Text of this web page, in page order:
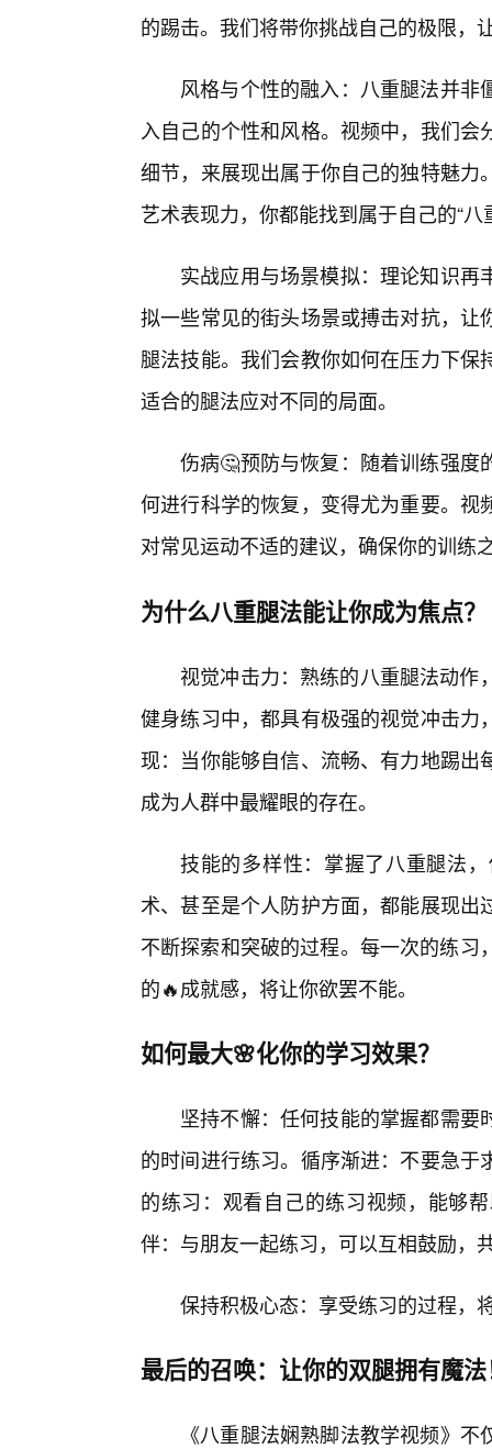
的踢击。我们将带你挑战自己的极限，
风格与个性的融入：八重腿法并
入自己的个性和风格。视频中，我们
细节，来展现出属于你自己的独特魅
艺术表现力，你都能找到属于自己的“八
实战应用与场景模拟：理论知识
拟一些常见的街头场景或搏击对抗，
腿法技能。我们会教你如何在压力下
适合的腿法应对不同的局面。
伤病🤔预防与恢复：随着训练强度
何进行科学的恢复，变得尤为重要。
对常见运动不适的建议，确保你的训练
为什么八重腿法能让你成为焦点？
视觉冲击力：熟练的八重腿法动
健身练习中，都具有极强的视觉冲击
现：当你能够自信、流畅、有力地踢
成为人群中最耀眼的存在。
技能的多样性：掌握了八重腿法
术、甚至是个人防护方面，都能展现
不断探索和突破的过程。每一次的练
的🔥成就感，将让你欲罢不能。
如何最大🌸化你的学习效果？
坚持不懈：任何技能的掌握都需
的时间进行练习。循序渐进：不要急
的练习：观看自己的练习视频，能够
伴：与朋友一起练习，可以互相鼓励，
保持积极心态：享受练习的过程，
最后的召唤：让你的双腿拥有魔
《八重腿法娴熟脚法教学视频》